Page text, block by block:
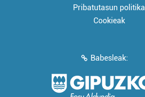
Pribatutasun politika
Cookieak
Babesleak: